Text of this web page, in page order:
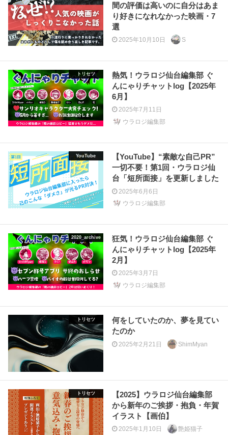
間の評価は高いのに自分はあま
り好きになれなかった映画・7
選
2025年10月10日 S
トリセツ
熱気！ウラロジ仙台編集部 ぐ
んにゃりチャットlog【2025年
6月】
2025年7月11日
ウラロジ編集部
YouTube
【YouTube】“素敵な自己PR”
一切不要！第1回・ウラロジ仙
台「短所面接」を更新しました
2025年6月6日
ウラロジ編集部
2020_archive
狂気！ウラロジ仙台編集部 ぐ
んにゃりチャットlog【2025年
2月】
2025年3月7日
ウラロジ編集部
トリセツ
何をしていたのか、夢を見てい
たのか
2025年2月21日 ShimMyan
トリセツ
【2025】ウラロジ仙台編集部
から新年のご挨拶・抱負・年賀
イラスト【画伯】
2025年1月10日 艶姫猫子